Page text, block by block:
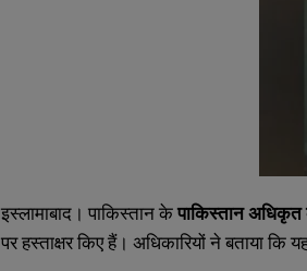
N
a
N
a
इस्लामाबाद। पाकिस्तान केपाकिस्तान
पर हस्ताक्षर किए हैं। अधिकारियों ने बताया कि